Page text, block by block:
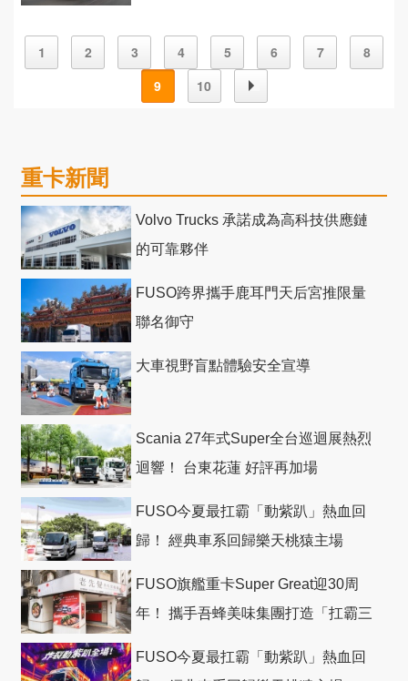
1 2 3 4 5 6 7
8
9
10
重卡新聞
Volvo Trucks 承諾成為高科技供應鏈
的可靠夥伴
FUSO跨界攜手鹿耳門天后宮推限量
聯名御守
大車視野盲點體驗安全宣導
Scania 27年式Super全台巡迴展熱烈
迴響！ 台東花蓮 好評再加場
FUSO今夏最扛霸「動紫趴」熱血回
歸！ 經典車系回歸樂天桃猿主場
FUSO旗艦重卡Super Great迎30周
年！ 攜手吾蜂美味集團打造「扛霸三
FUSO今夏最扛霸「動紫趴」熱血回